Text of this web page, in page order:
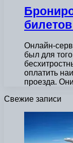
Онлайн-
был для
оплатить
проезда.
Свежие записи